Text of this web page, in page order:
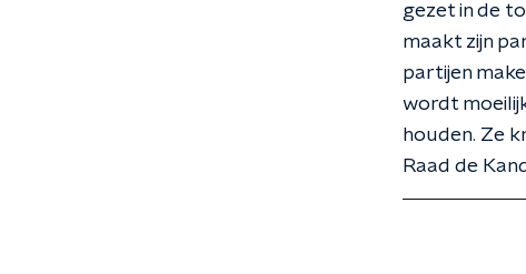
gezet in de
maakt zijn
partijen
wordt
houden. Ze
Raad de